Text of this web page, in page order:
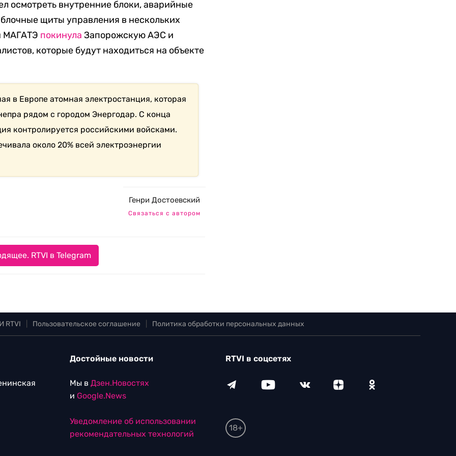
осмотреть внутренние блоки, аварийные
щиты управления в нескольких
МАГАТЭ покинула Запорожскую АЭС и
которые будут находиться на объекте
в Европе атомная электростанция, которая
рядом с городом Энергодар. С конца
контролируется российскими войсками.
около 20% всей электроэнергии
Генри Достоевский
Связаться с автором
RTVI в Telegram
RTVI Пользовательское соглашение Политика обработки персональных данных
Достойные новости
Мы в Дзен.Новостях
и Google.News
Уведомление об использовании
рекомендательных технологий
RTVI в соцсетях
18+